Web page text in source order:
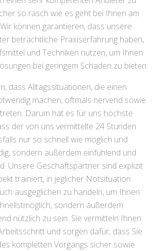
so rasch wie es geht bei Ihnen am
können garantieren, dass unsere
beträchtliche Praxiserfahrung haben,
und Techniken nutzen, um Ihnen
bei geringem Schaden zu bieten
dass Alltagssituationen, die einen
machen, oftmals nervend sowie
Darum hat es für uns höchste
der von uns vermittelte 24 Stunden
nur so schnell wie möglich und
sondern außerdem einfühlend und
Unsere Geschäftspartner sind explizit
trainiert, in jeglicher Notsituation
ausgeglichen zu handeln, um Ihnen
sondern außerdem
nützlich zu sein. Sie vermitteln Ihnen
und sorgen dafür, dass Sie
kompletten Vorgangs sicher sowie